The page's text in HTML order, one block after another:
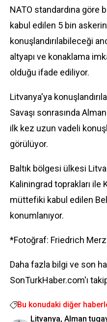
NATO standardına göre
kabul edilen 5 bin
konuşlandırılabileceği
altyapı ve konaklama
olduğu ifade ediliyor.
Litvanya'ya
Savaşı sonrasında
ilk kez uzun vadeli
görülüyor.
Baltık bölgesi ülkesi
Kaliningrad toprakları
müttefiki kabul edilen
konumlanıyor.
*Fotoğraf: Friedrich
Daha fazla bilgi ve son
SonTurkHaber.com'ı
Bu konudaki diğer
Litvanya, Alman